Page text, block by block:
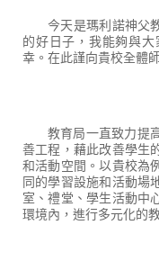
今天是瑪利諾神父
的好日子，我能夠與
幸。在此謹向貴校全體
教育局一直致力提
善工程，藉此改善學生
和活動空間。以貴校為
同的學習設施和活動場
室、禮堂、學生活動中
環境內，進行多元化的